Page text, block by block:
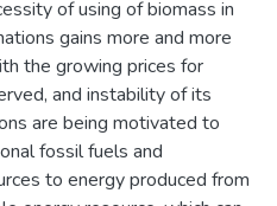
of using of biomass in
gains more and more
the growing prices for
and instability of its
are being motivated to
fossil fuels and
to energy produced from